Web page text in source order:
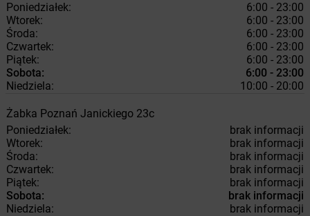
Poniedziałek:
6:00 - 23:00
Wtorek:
6:00 - 23:00
Środa:
6:00 - 23:00
Czwartek:
6:00 - 23:00
Piątek:
6:00 - 23:00
Sobota:
6:00 - 23:00
Niedziela:
10:00 - 20:00
Żabka Poznań Janickiego 23c
Poniedziałek:
brak informacji
Wtorek:
brak informacji
Środa:
brak informacji
Czwartek:
brak informacji
Piątek:
brak informacji
Sobota:
brak informacji
Niedziela:
brak informacji